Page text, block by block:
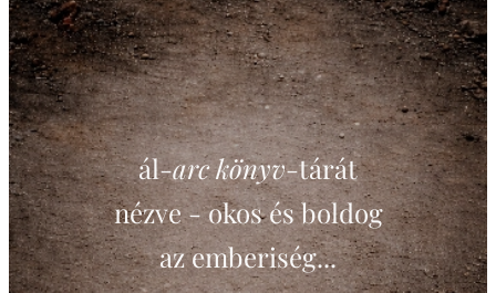
ál-arc könyv-tárát
nézve - okos és boldog
az emberiség...